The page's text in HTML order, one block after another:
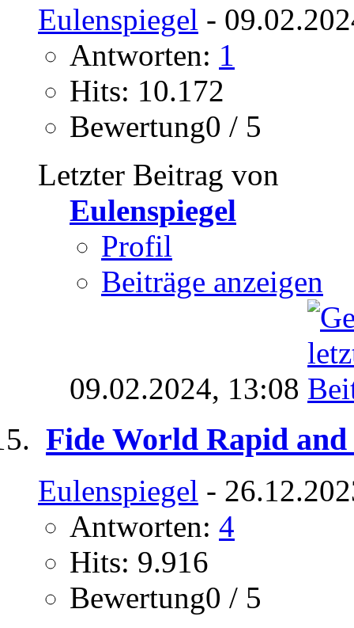
Eulenspiegel -
Antworten: 1
Hits: 10.172
Bewertung0 / 5
Letzter Beitrag von
Eulenspiegel
Profil
Beiträge anzeigen
09.02.2024, 13:08
Fide World Rapid
Eulenspiegel -
Antworten: 4
Hits: 9.916
Bewertung0 / 5